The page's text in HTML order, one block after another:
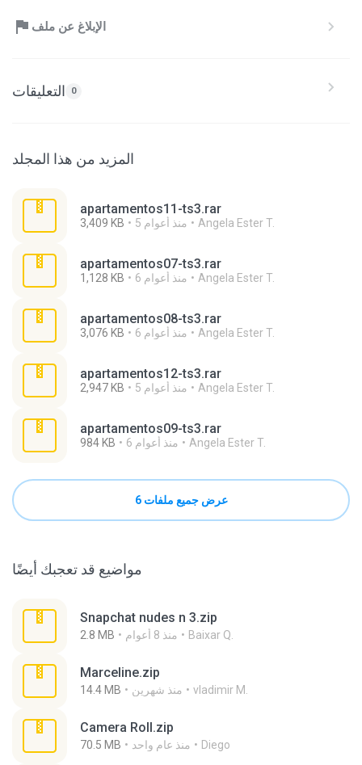
الإبلاغ عن ملف
التعليقات 0
المزيد من هذا المجلد
apartamentos11-ts3.rar
3,409 KB 5 منذ أعوام Angela Ester T.
apartamentos07-ts3.rar
1,128 KB 6 منذ أعوام Angela Ester T.
apartamentos08-ts3.rar
3,076 KB 6 منذ أعوام Angela Ester T.
apartamentos12-ts3.rar
2,947 KB 5 منذ أعوام Angela Ester T.
apartamentos09-ts3.rar
984 KB 6 منذ أعوام Angela Ester T.
عرض جميع ملفات 6
مواضيع قد تعجبك أيضًا
Snapchat nudes n 3.zip
2.8 MB منذ 8 أعوام Baixar Q.
Marceline.zip
14.4 MB منذ شهرين vladimir M.
Camera Roll.zip
70.5 MB منذ عام واحد Diego